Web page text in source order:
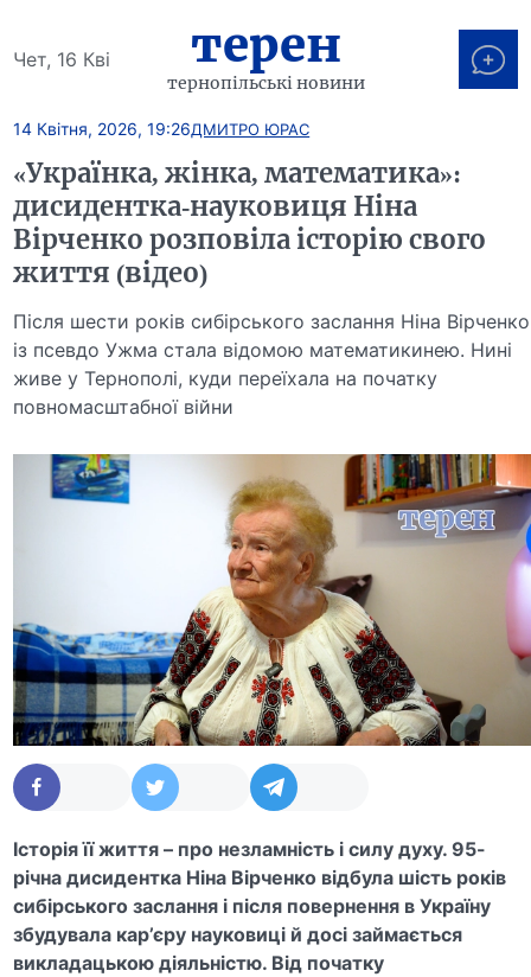
Чет, 16 Кві терен
тернопільські новини
14 Квітня, 2026, 19:26ДМИТРО ЮРАС
«Українка, жінка, математика»:
дисидентка-науковиця Ніна
Вірченко розповіла історію свого
життя (відео)
Після шести років сибірського заслання Ніна Вірченко
із псевдо Ужма стала відомою математикинею. Нині
живе у Тернополі, куди переїхала на початку
повномасштабної війни
Історія її життя – про незламність і силу духу. 95-
річна дисидентка Ніна Вірченко відбула шість років
сибірського заслання і після повернення в Україну
збудувала кар’єру науковиці й досі займається
викладацькою діяльністю. Від початку